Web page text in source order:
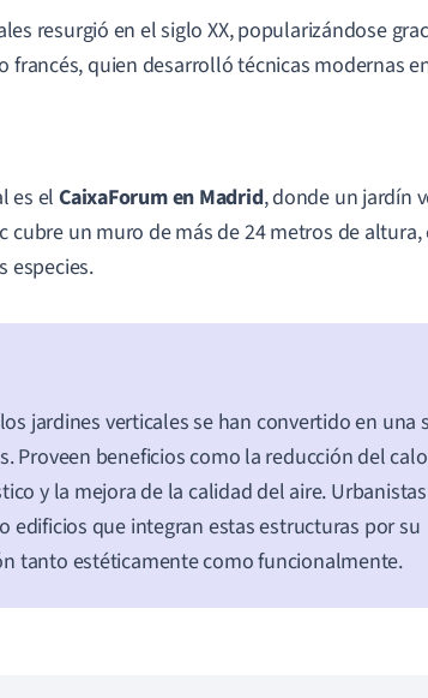
resurgió en el siglo XX, popularizándose
francés, quien desarrolló técnicas modernas
es elCaixaForum en Madrid, donde un jardín
cubre un muro de más de 24 metros de altura,
especies.
jardines verticales se han convertido en una
Proveen beneficios como la reducción del
y la mejora de la calidad del aire.
edificios que integran estas estructuras por su
tanto estéticamente como funcionalmente.